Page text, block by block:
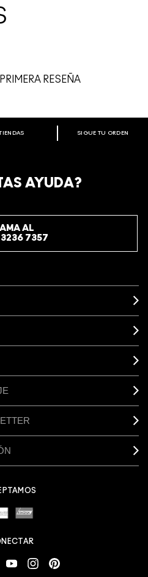
RESEÑA
COSMETICS
RECIBIR INFORMACIÓN
SIGUE TU ORDEN
AYUDA?
AL
7357